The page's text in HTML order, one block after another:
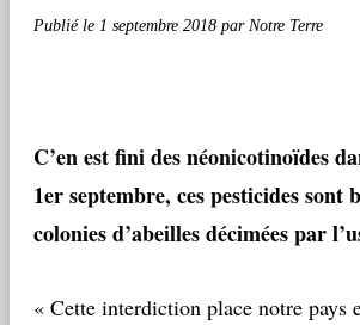
Publié le 1 septembre 2018 par Notre Terre
C’en est fini des néonicotinoïdes
1er septembre, ces pesticides
colonies d’abeilles décimées par
« Cette interdiction place notre pays